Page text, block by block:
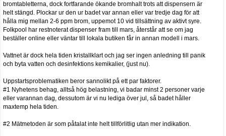
bromtabletterna, dock fortfarande ökande bromhalt trots att dispensern är
helt stängd. Plockar ur den ur badet var annan eller var tredje dag för att
hålla mig mellan 2-6 ppm brom, uppemot 10 vid tillsättning av aktivt syre.
Folkpool har restnoterat dispenser fram till mars, återstår att se om jag
beställer online eller väntar till lokala butiken får in annan modell i mars.
Vattnet är dock hela tiden kristallklart och jag ser ingen anledning till panik
och byta vatten och desinfektions kemikalier, (just nu).
Uppstartsproblematiken beror sannolikt på ett par faktorer.
#1 Nyhetens behag, alltså hög belastning, vi badar minst 2 personer varje
eller varannan dag, dessutom är vi nu lediga över jul, så badet håller
maxtemp hela tiden.
#2 Mätmetoden är som påtalat inte helt tillförlitlig utan mer indikation.